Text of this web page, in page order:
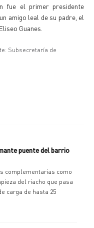
fue el primer presidente
amigo leal de su padre, el
Guanes.
Subsecretaría de
puente del barrio
complementarias como
del riacho que pasa
carga de hasta 25